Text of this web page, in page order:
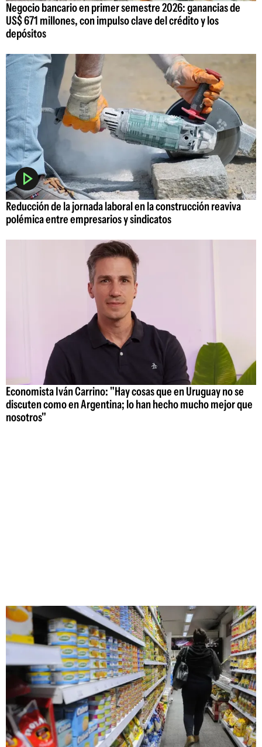
Negocio bancario en primer semestre 2026: ganancias de
US$ 671 millones, con impulso clave del crédito y los
depósitos
Reducción de la jornada laboral en la construcción reaviva
polémica entre empresarios y sindicatos
Economista Iván Carrino: "Hay cosas que en Uruguay no se
discuten como en Argentina; lo han hecho mucho mejor que
nosotros"